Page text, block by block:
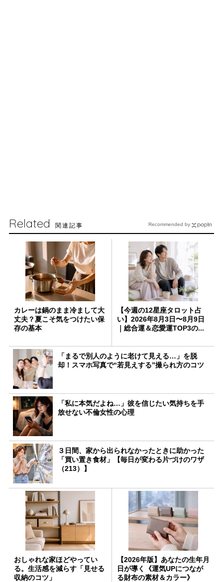
Related 関連記事
カレーは鍋のまま冷まして大
丈夫？夏こそ気をつけたい保
存の基本
【今週の12星座タロット占
い】2026年8月3日〜8月9日
｜総合運＆恋愛運TOP3の...
「まるで別人のように老けて見える…」を脱
却！スマホ写真で“若見えする”撮られ方のコツ
「私に本気だよね…」彼を信じたい気持ちを手
放せない不倫女性の心理
３日間、家から出られなかったときに助かった
「買い置き食材」【毎日が変わる片づけのワザ
（213）】
おしゃれな家ほどやってい
る。生活感を減らす「見せる
収納のコツ」
【2026年版】あなたの生年月
日が導く《運気UPにつなが
る財布の素材＆カラー》
Recommended by